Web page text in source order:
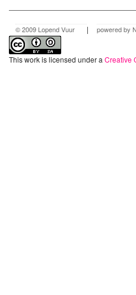
© 2009 Lopend Vuur | powered by
This work is licensed under a Creative